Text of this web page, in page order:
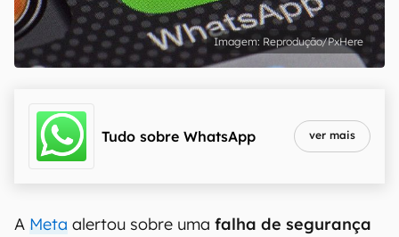
Reprodução/PxHere
Tudo sobre WhatsApp ver mais
A Meta alertou sobre uma falha de segurança